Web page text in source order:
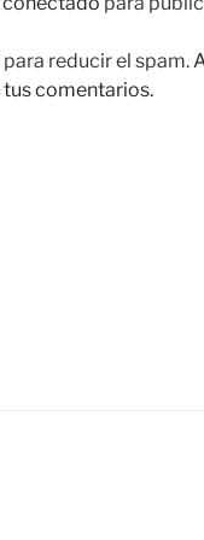
reducir el spam.
comentarios.